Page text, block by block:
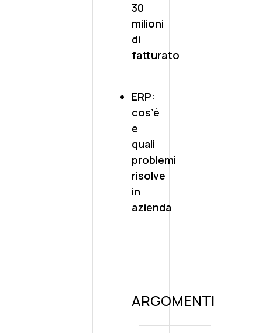
30
milioni
di
fatturato
ERP:
cos’è
e
quali
problemi
risolve
in
azienda
ARGOMENTI